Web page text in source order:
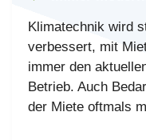
Klimatechnik wird
verbessert, mit
immer den
Betrieb. Auch
der Miete oftmals